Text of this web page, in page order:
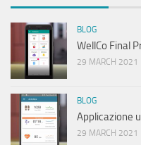
BLOG
WellCo Final
29 MARCH 2021
BLOG
Applicazione
29 MARCH 2021